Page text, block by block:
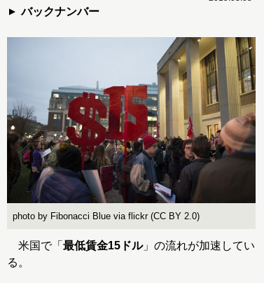
バックナンバー
photo by Fibonacci Blue via flickr (CC BY 2.0)
米国で「 最低賃金15ドル」の流れが加速してい
る。